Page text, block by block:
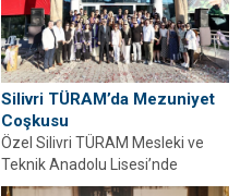
Silivri TÜRAM’da Mezuniyet
Coşkusu
Özel Silivri TÜRAM Mesleki ve
Teknik Anadolu Lisesi’nde
mezuniyet töreni düzenlendi.